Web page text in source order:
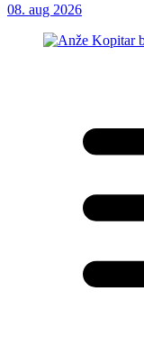
08. aug 2026